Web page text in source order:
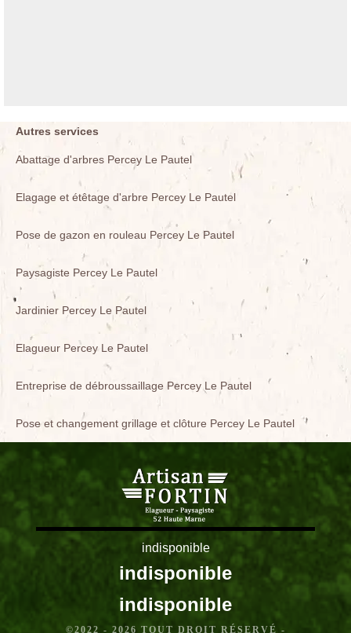
Autres services
Abattage d'arbres Percey Le Pautel
Elagage et étêtage d'arbre Percey Le Pautel
Pose de gazon en rouleau Percey Le Pautel
Paysagiste Percey Le Pautel
Jardinier Percey Le Pautel
Elagueur Percey Le Pautel
Entreprise de débroussaillage Percey Le Pautel
Pose et changement grillage et clôture Percey Le Pautel
indisponible
indisponible
indisponible
©2022 - 2026 TOUT DROIT RÉSERVÉ -